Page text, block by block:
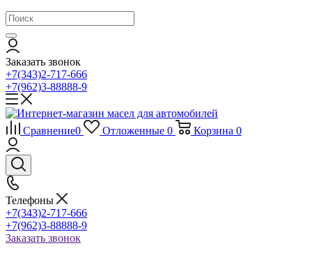
Заказать звонок
+7(343)2-717-666
+7(962)3-88888-9
Сравнение0 Отложенные 0 Корзина 0
Телефоны
+7(343)2-717-666
+7(962)3-88888-9
Заказать звонок